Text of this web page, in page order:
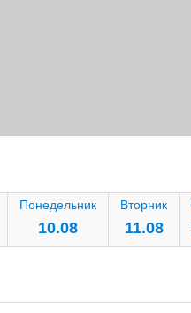
Понедельник
10.08
Вторник
11.08